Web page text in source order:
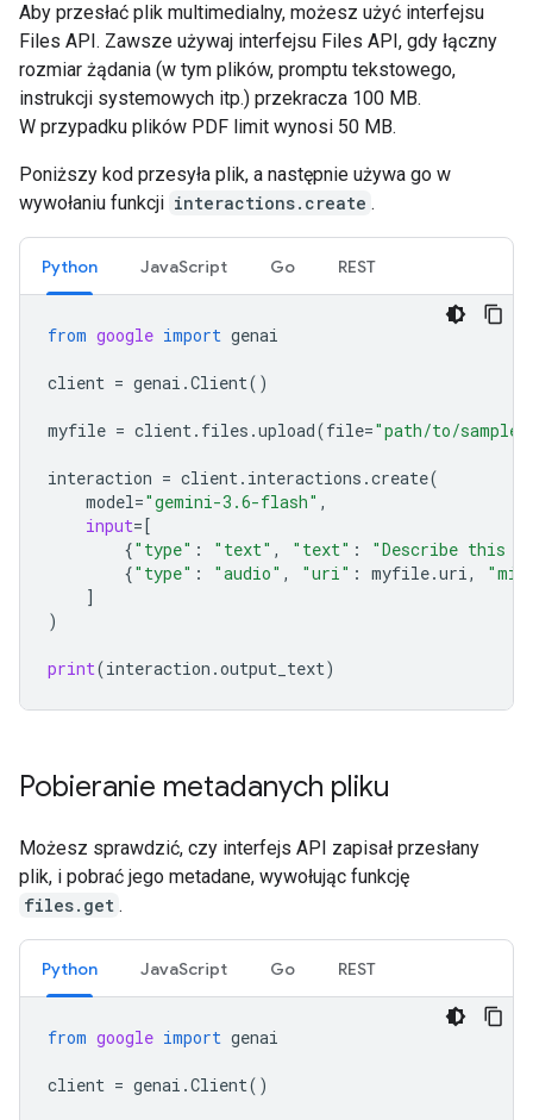
Aby przesłać plik multimedialny, możesz użyć interfejsu
Files API. Zawsze używaj interfejsu Files API, gdy łączny
rozmiar żądania (w tym plików, promptu tekstowego,
instrukcji systemowych itp.) przekracza 100 MB.
W przypadku plików PDF limit wynosi 50 MB.
Poniższy kod przesyła plik, a następnie używa go w
wywołaniu funkcji interactions.create .
Python JavaScript Go REST
from google import genai
client = genai .Client()
myfile = client. files .upload(file="path/to/
interaction = client. interactions .create(
model="gemini-3.6-flash" ,
input=[
{"type" : "text" , "text" :
"Describe this
{"type" : "audio" , "uri" : myfile.uri,
]
)
print(interaction .output_text)
Pobieranie metadanych pliku
Możesz sprawdzić, czy interfejs API zapisał przesłany
plik, i pobrać jego metadane, wywołując funkcję
files.get .
Python JavaScript Go REST
from google import genai
client = genai .Client()